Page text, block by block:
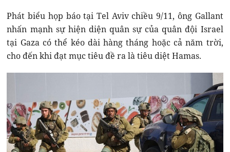
Phát biểu họp báo tại Tel Aviv chiều 9/11, ông Gallant
nhấn mạnh sự hiện diện quân sự của quân đội Israel
tại Gaza có thể kéo dài hàng tháng hoặc cả năm trời,
cho đến khi đạt mục tiêu đề ra là tiêu diệt Hamas.